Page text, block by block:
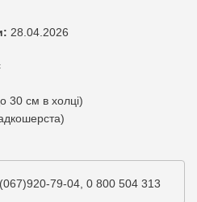
28.04.2026
30 см в холці)
79-04, 0 800 504 313